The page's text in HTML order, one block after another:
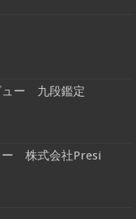
ー 九段鑑定
ー 株式会社Presi